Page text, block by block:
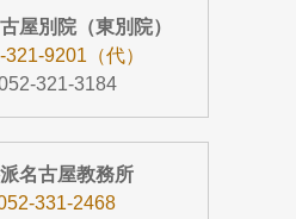
屋別院（東別院）
321-9201（代）
321-3184
名古屋教務所
331-2468